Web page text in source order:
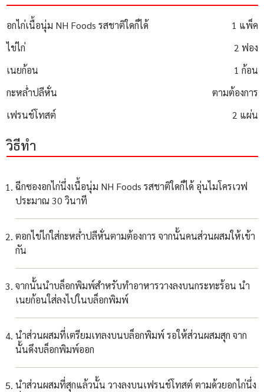
อกไก่เนื้อนุ่ม NH Foods รสชาติใดก็ได้
1 แพ็ค
ไข่ไก่
2 ฟอง
เนยก้อน
1 ก้อน
กะหล่ำปลีหั่น
ตามต้องการ
เฟรนช์โทสต์
2 แผ่น
วิธีทำ
ฉีกซองอกไก่นึ่งเนื้อนุ่ม NH Foods รสชาติใดก็ได้ อุ่นไมโครเวฟ
ประมาณ 30 วินาที
ตอกไข่ไก่ใส่กะหล่ำปลีหั่นตามต้องการ จากนั้นคนส่วนผสมให้เข้า
กัน
จากนั้นนำบล็อกพิมพ์สำหรับทำอาหารวางลงบนกระทะร้อน นำ
เนยก้อนใส่ลงไปในบล็อกพิมพ์
นำส่วนผสมที่เตรียมเทลงบนบล็อกพิมพ์ รอให้ส่วนผสมสุก จาก
นั้นดึงบล็อกพิมพ์ออก
นำส่วนผสมที่สุกแล้วนั้น วางลงบนเฟรนช์โทสต์ ตามด้วยอกไก่นึ่ง